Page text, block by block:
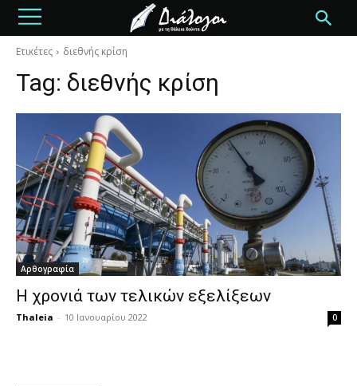
Ετικέτες διεθνής κρίση
Tag: διεθνής κρίση
Αρθογραφία
Η χρονιά των τελικών εξελίξεων
Thaleia - 10 Ιανουαρίου 2022 0